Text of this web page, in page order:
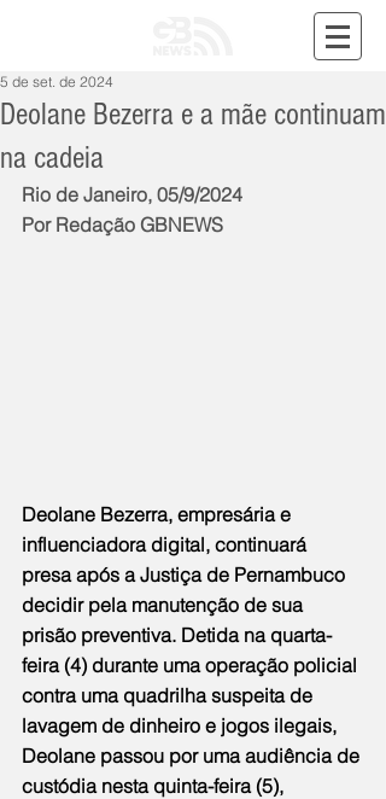
Deolane Bezerra e a mãe continuam
na cadeia
5 de set. de 2024
Rio de Janeiro, 05/9/2024
Por Redação GBNEWS
Deolane Bezerra, empresária e
influenciadora digital, continuará
presa após a Justiça de Pernambuco
decidir pela manutenção de sua
prisão preventiva. Detida na quarta-
feira (4) durante uma operação policial
contra uma quadrilha suspeita de
lavagem de dinheiro e jogos ilegais,
Deolane passou por uma audiência de
custódia nesta quinta-feira (5),